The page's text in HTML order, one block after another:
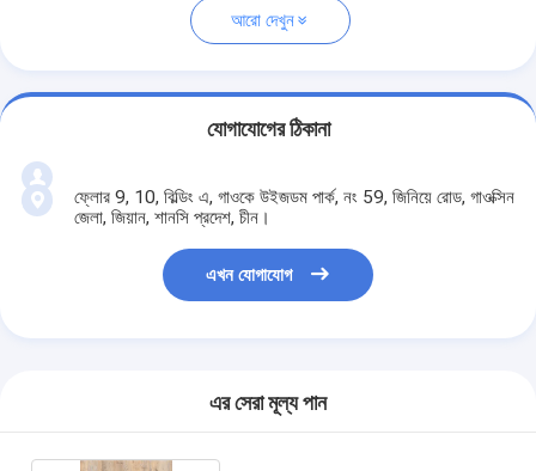
আরো দেখুন
যোগাযোগের ঠিকানা
ফ্লোর 9, 10, বিল্ডিং এ, গাওকে উইজডম পার্ক, নং 59, জিনিয়ে রোড, গাওক্সিন
জেলা, জিয়ান, শানসি প্রদেশ, চীন।
এখন যোগাযোগ
এর সেরা মূল্য পান